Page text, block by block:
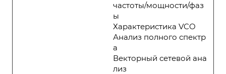
частоты/мощности/фаз
ы
Характеристика VCO
Анализ полного спектр
а
Векторный сетевой ана
лиз